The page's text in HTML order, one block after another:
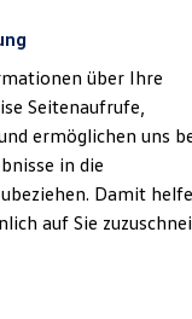
Rechtliches
über Ihre
Seitenaufrufe,
ermöglichen uns
in die
Damit
auf Sie